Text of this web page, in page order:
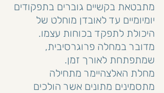
מתבטאת בקשיים גוברים בתפקודים
יומיומיים עד לאובדן מוחלט של
היכולת לתפקד בכוחות עצמו.
מדובר במחלה פרוגרסיבית,
שמתפתחת לאורך זמן.
מחלת האלצהיימר מתחילה
מתסמינים מתונים אשר הולכים